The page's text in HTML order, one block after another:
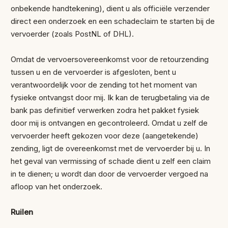
onbekende handtekening), dient u als officiële verzender
direct een onderzoek en een schadeclaim te starten bij de
vervoerder (zoals PostNL of DHL).
Omdat de vervoersovereenkomst voor de retourzending
tussen u en de vervoerder is afgesloten, bent u
verantwoordelijk voor de zending tot het moment van
fysieke ontvangst door mij. Ik kan de terugbetaling via de
bank pas definitief verwerken zodra het pakket fysiek
door mij is ontvangen en gecontroleerd. Omdat u zelf de
vervoerder heeft gekozen voor deze (aangetekende)
zending, ligt de overeenkomst met de vervoerder bij u. In
het geval van vermissing of schade dient u zelf een claim
in te dienen; u wordt dan door de vervoerder vergoed na
afloop van het onderzoek.
Ruilen